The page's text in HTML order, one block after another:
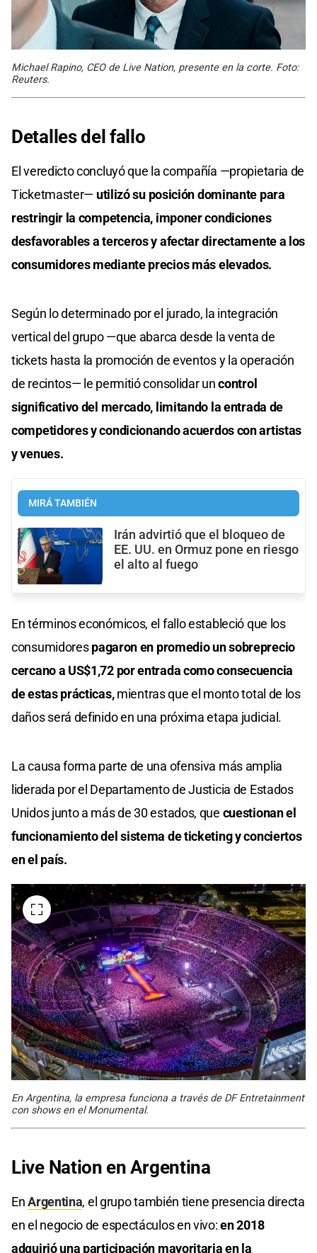
Michael Rapino, CEO de Live Nation, presente en la corte. Foto:
Reuters.
Detalles del fallo
El veredicto concluyó que la compañía —propietaria de
Ticketmaster— utilizó su posición dominante para
restringir la competencia, imponer condiciones
desfavorables a terceros y afectar directamente a los
consumidores mediante precios más elevados.
Según lo determinado por el jurado, la integración
vertical del grupo —que abarca desde la venta de
tickets hasta la promoción de eventos y la operación
de recintos— le permitió consolidar uncontrol
significativo del mercado, limitando la entrada de
competidores y condicionando acuerdos con artistas
y venues.
MIRÁ TAMBIÉN
Irán advirtió que el bloqueo de
EE. UU. en Ormuz pone en riesgo
el alto al fuego
En términos económicos, el fallo estableció que los
consumidorespagaron en promedio un sobreprecio
cercano a US$1,72 por entrada como consecuencia
de estas prácticas,mientras que el monto total de los
daños será definido en una próxima etapa judicial.
La causa forma parte de una ofensiva más amplia
liderada por el Departamento de Justicia de Estados
Unidos junto a más de 30 estados, que cuestionan el
funcionamiento del sistema de ticketing y conciertos
en el país.
En Argentina, la empresa funciona a través de DF Entretainment
con shows en el Monumental.
Live Nation en Argentina
EnArgentina, el grupo también tiene presencia directa
en el negocio de espectáculos en vivo:en 2018
adquirió una participación mayoritaria en la